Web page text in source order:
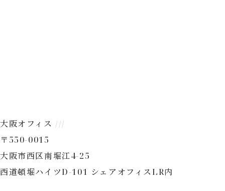
大阪オフィス ///
〒550-0015
大阪市西区南堀江4-25
西道頓堀ハイツD-101 シェアオフィスLR内